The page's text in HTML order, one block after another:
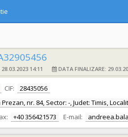
14:11 DATA FINALIZARE:
CIF:
28435056
nr. 84, Sector: -, Judet: Timis,
+40 356421573 E-mail: